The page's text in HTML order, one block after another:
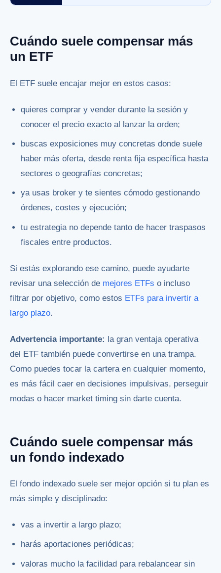
Cuándo suele compensar más
un ETF
El ETF suele encajar mejor en estos casos:
quieres comprar y vender durante la sesión y
conocer el precio exacto al lanzar la orden;
buscas exposiciones muy concretas donde suele
haber más oferta, desde renta fija específica hasta
sectores o geografías concretas;
ya usas broker y te sientes cómodo gestionando
órdenes, costes y ejecución;
tu estrategia no depende tanto de hacer traspasos
fiscales entre productos.
Si estás explorando ese camino, puede ayudarte
revisar una selección de mejores ETFs o incluso
filtrar por objetivo, como estos ETFs para invertir a
largo plazo.
Advertencia importante: la gran ventaja operativa
del ETF también puede convertirse en una trampa.
Como puedes tocar la cartera en cualquier momento,
es más fácil caer en decisiones impulsivas, perseguir
modas o hacer market timing sin darte cuenta.
Cuándo suele compensar más
un fondo indexado
El fondo indexado suele ser mejor opción si tu plan es
más simple y disciplinado:
vas a invertir a largo plazo;
harás aportaciones periódicas;
valoras mucho la facilidad para rebalancear sin